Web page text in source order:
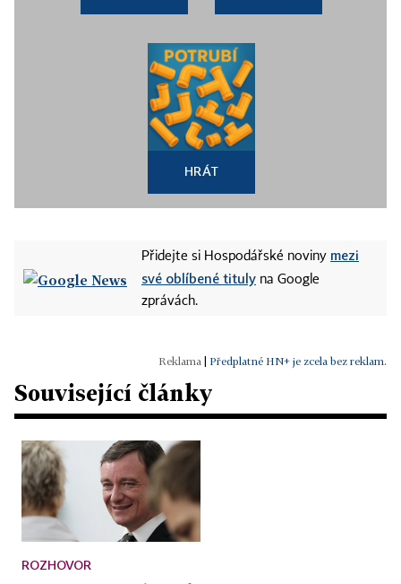
HRÁT
Přidejte si Hospodářské noviny mezi
své oblíbené tituly na Google
zprávách.
Předplatné HN+ je zcela bez reklam.
Související články
ROZHOVOR